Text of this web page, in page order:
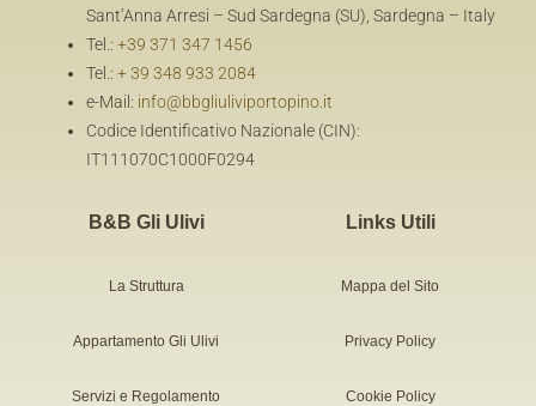
Sant’Anna Arresi – Sud Sardegna (SU), Sardegna – Italy
Tel.: +39 371 347 1456
Tel.: + 39 348 933 2084
e-Mail: info@bbgliuliviportopino.it
Codice Identificativo Nazionale (CIN):
IT111070C1000F0294
B&B Gli Ulivi
La Struttura
Appartamento Gli Ulivi
Servizi e Regolamento
Links Utili
Mappa del Sito
Privacy Policy
Cookie Policy